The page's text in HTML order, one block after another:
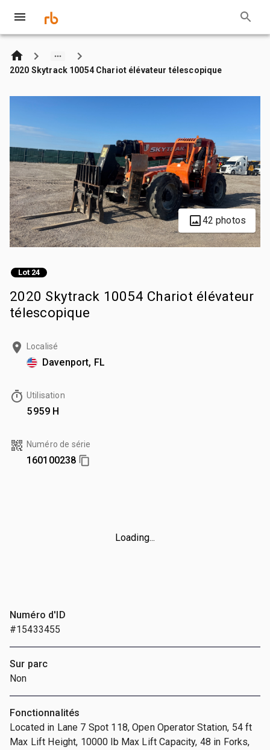
2020 Skytrack 10054 Chariot élévateur télescopique
42 photos
Lot 24
2020 Skytrack 10054 Chariot élévateur
télescopique
Localisé
Davenport, FL
Utilisation
5 959 H
Numéro de série
160100238
Loading...
Numéro d'ID
#15433455
Sur parc
Non
Fonctionnalités
Located in Lane 7 Spot 118, Open Operator Station, 54 ft
Max Lift Height, 10000 lb Max Lift Capacity, 48 in Forks,